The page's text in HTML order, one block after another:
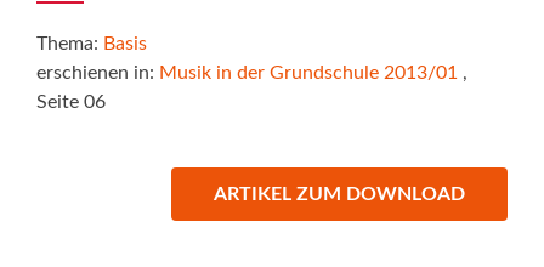
Thema: Basis
erschienen in: Musik in der Grundschule 2013/01 ,
Seite 06
ARTIKEL ZUM DOWNLOAD